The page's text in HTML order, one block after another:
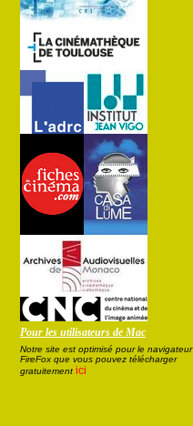
Pour les utilisateurs de Mac
Notre site est optimisé pour le navigateur
FireFox que vous pouvez télécharger
gratuitement ici